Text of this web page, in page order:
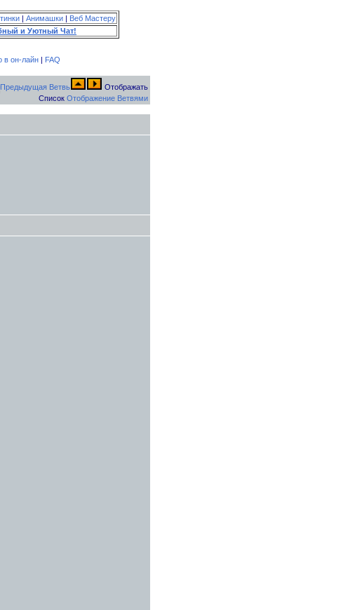
| Анимашки | Веб Мастеру
и Уютный Чат!
в он-лайн| FAQ
Отображать
Список Отображение Ветвями